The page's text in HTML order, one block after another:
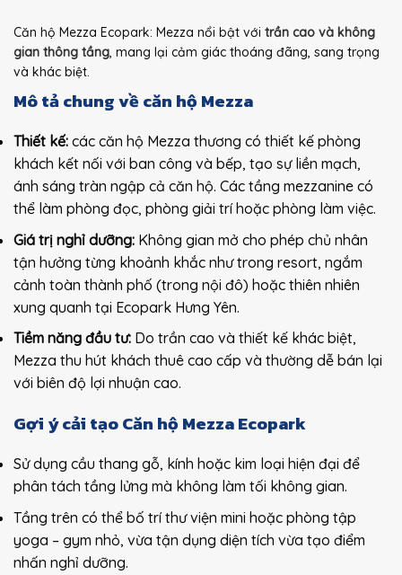
Căn hộ Mezza Ecopark: Mezza nổi bật với trần cao và không
gian thông tầng, mang lại cảm giác thoáng đãng, sang trọng
và khác biệt.
Mô tả chung về căn hộ Mezza
Thiết kế: các căn hộ Mezza thương có thiết kế phòng
khách kết nối với ban công và bếp, tạo sự liền mạch,
ánh sáng tràn ngập cả căn hộ. Các tầng mezzanine có
thể làm phòng đọc, phòng giải trí hoặc phòng làm việc.
Giá trị nghỉ dưỡng: Không gian mở cho phép chủ nhân
tận hưởng từng khoảnh khắc như trong resort, ngắm
cảnh toàn thành phố (trong nội đô) hoặc thiên nhiên
xung quanh tại Ecopark Hưng Yên.
Tiềm năng đầu tư: Do trần cao và thiết kế khác biệt,
Mezza thu hút khách thuê cao cấp và thường dễ bán lại
với biên độ lợi nhuận cao.
Gợi ý cải tạo Căn hộ Mezza Ecopark
Sử dụng cầu thang gỗ, kính hoặc kim loại hiện đại để
phân tách tầng lửng mà không làm tối không gian.
Tầng trên có thể bố trí thư viện mini hoặc phòng tập
yoga – gym nhỏ, vừa tận dụng diện tích vừa tạo điểm
nhấn nghỉ dưỡng.